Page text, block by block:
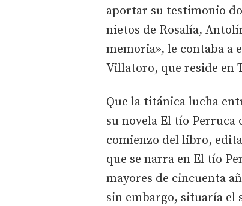
aportar su testimonio
nietos de Rosalía,
memoria», le contaba a
Villatoro, que reside en
Que la titánica lucha
su novela El tío
comienzo del libro,
que se narra en El tío
mayores de cincuenta
sin embargo, situaría el